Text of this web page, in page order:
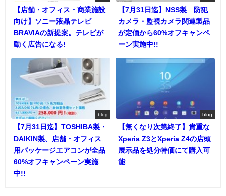
【店舗・オフィス・商業施設
向け】ソニー液晶テレビ
BRAVIAの新提案。テレビが
動く広告になる!
【7月31日迄】NSS製 防犯
カメラ・監視カメラ関連製品
が定価から60%オフキャンペ
ーン実施中!!
blog
【7月31日迄】TOSHIBA製・
DAIKIN製、店舗・オフィス
用パッケージエアコンが全品
60%オフキャンペーン実施
中!!
blog
【無くなり次第終了】貴重な
Xperia Z3とXperia Z4の店頭
展示品を処分特価にて購入可
能